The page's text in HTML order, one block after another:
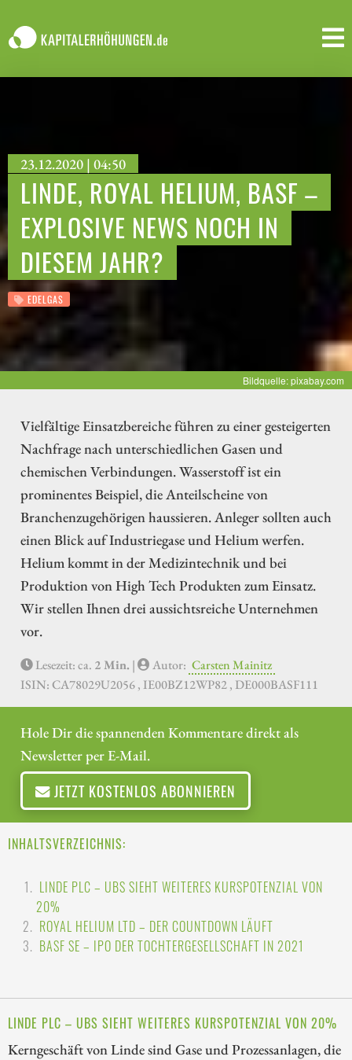
23.12.2020 | 04:50
LINDE, ROYAL HELIUM, BASF –
EXPLOSIVE NEWS NOCH IN
DIESEM JAHR?
EDELGAS
Bildquelle: pixabay.com
Vielfältige Einsatzbereiche führen zu einer gesteigerten
Nachfrage nach unterschiedlichen Gasen und
chemischen Verbindungen. Wasserstoff ist ein
prominentes Beispiel, die Anteilscheine von
Branchenzugehörigen haussieren. Anleger sollten auch
einen Blick auf Industriegase und Helium werfen.
Helium kommt in der Medizintechnik und bei
Produktion von High Tech Produkten zum Einsatz.
Wir stellen Ihnen drei aussichtsreiche Unternehmen
vor.
Lesezeit: ca. 2 Min. | Autor: Carsten Mainitz
ISIN: CA78029U2056 , IE00BZ12WP82 , DE000BASF111
Hole Dir die spannenden Kommentare direkt als
Newsletter per E-Mail.
JETZT KOSTENLOS ABONNIEREN
INHALTSVERZEICHNIS:
LINDE PLC – UBS SIEHT WEITERES KURSPOTENZIAL VON
20%
ROYAL HELIUM LTD – DER COUNTDOWN LÄUFT
BASF SE – IPO DER TOCHTERGESELLSCHAFT IN 2021
LINDE PLC – UBS SIEHT WEITERES KURSPOTENZIAL VON 20%
Kerngeschäft von Linde sind Gase und Prozessanlagen, die